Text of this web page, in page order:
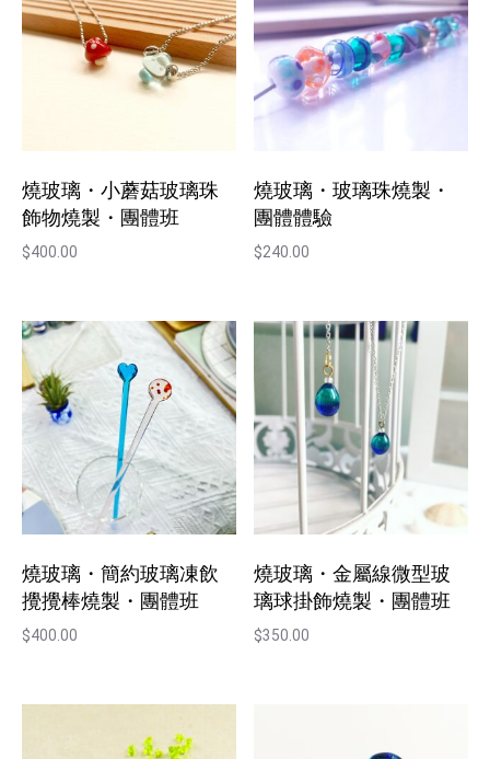
燒玻璃・小蘑菇玻璃珠
飾物燒製・團體班
$400.00
燒玻璃・玻璃珠燒製・
團體體驗
$240.00
燒玻璃・簡約玻璃凍飲
攪攪棒燒製・團體班
$400.00
燒玻璃・金屬線微型玻
璃球掛飾燒製・團體班
$350.00